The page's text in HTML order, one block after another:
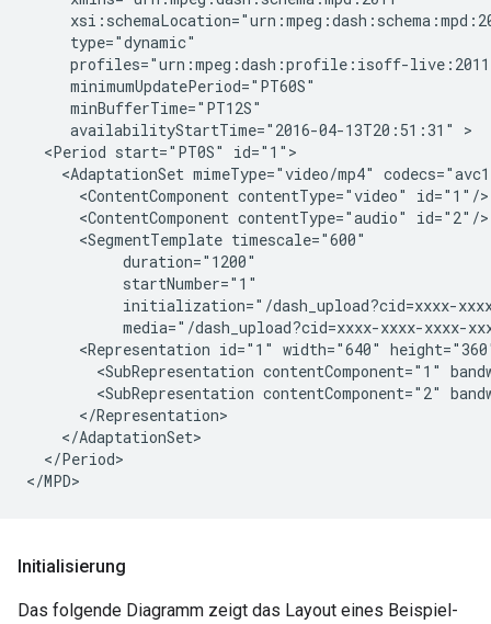
minimumUpdatePeriod="PT60S"
availabilityStartTime="2016-04-13T20:51:31"
<Period start="PT0S"
<AdaptationSet mimeType="video/mp4"
<ContentComponent contentType="video"
<ContentComponent contentType="audio"
<SegmentTemplate
<Representation id="1" width="640"
<SubRepresentation contentComponent="1"
<SubRepresentation contentComponent="2"
</Period>
</MPD>
Initialisierung
Das folgende Diagramm zeigt das Layout eines Beispiel-